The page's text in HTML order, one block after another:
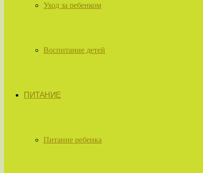
Уход за ребенком
Воспитание детей
ПИТАНИЕ
Питание ребенка